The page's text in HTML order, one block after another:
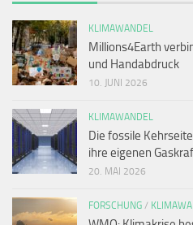
KLIMAWANDEL
Millions4Earth
und Handabdruck
10. JUNI 2026
KLIMAWANDEL
Die fossile
ihre eigenen
20. MAI 2026
FORSCHUNG /